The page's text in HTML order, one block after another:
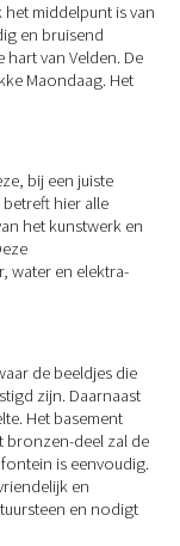
middelpunt is van
en bruisend
van Velden. De
Maondaag. Het
bij een juiste
hier alle
het kunstwerk en
water en elektra-
de beeldjes die
zijn. Daarnaast
Het basement
bronzen-deel zal de
is eenvoudig.
en
en nodigt